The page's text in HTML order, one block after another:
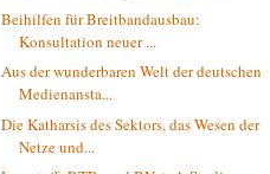
Beihilfen für Breitbandausbau:
Konsultation neuer ...
Aus der wunderbaren Welt der deutschen
Medienansta...
Die Katharsis des Sektors, das Wesen der
Netze und...